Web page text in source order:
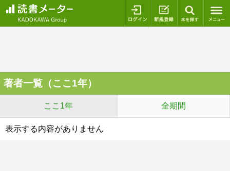
ログイン 新規登録
著者一覧（ここ1年）
ここ1年 全期間
表示する内容がありません